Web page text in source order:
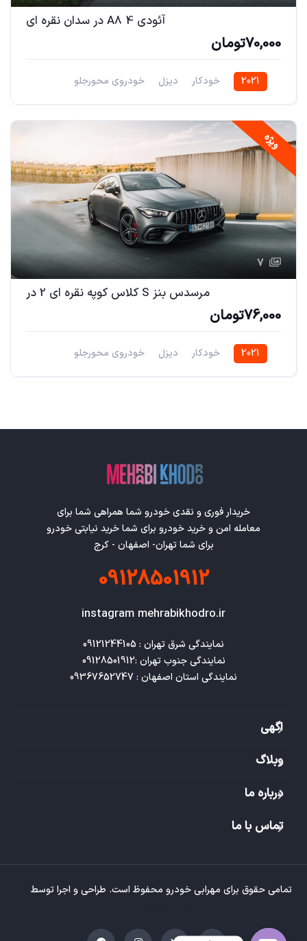
آئودی A8 4 در سدان نقره ای
70,000تومان
2021 خودکار دیزل خودروی محورجلو
ویژه
7
مرسدس بنز S کلاس کوپه نقره ای 2 در
76,000تومان
2021 خودکار دیزل خودروی محورجلو
خریدار فوری و نقدی خودرو شما همراهی شما برای
معامله امن و خرید خودرو برای شما خرید نیابتی خودرو
برای شما تهران- اصفهان - کرج
09128501912
instagram mehrabikhodro.ir
نمایندگی استان اصفهان : 09367652747
اگهی
وبلاگ
درباره ما
تماس با ما
تمامی حقوق برای مهرابی خودرو محفوظ است. طراحی و اجرا توسط